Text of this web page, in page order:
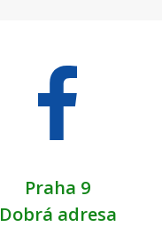
Praha 9
Dobrá adresa